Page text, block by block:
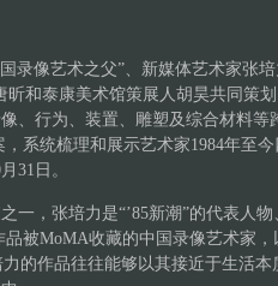
录像艺术之父”、新媒体艺术家张培
和泰康美术馆策展人胡昊共同策划
、行为、装置、雕塑及综合材料等
系统梳理和展示艺术家1984年至
31日。
一，张培力是“’85新潮”的代表人物
品被MoMA收藏的中国录像艺术家
的作品往往能够以其接近于生活本